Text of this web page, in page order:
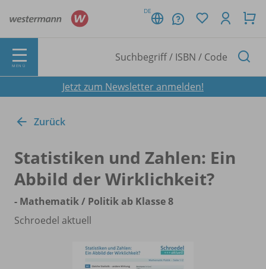
DE
MENÜ
Jetzt zum Newsletter anmelden!
Zurück
Statistiken und Zahlen: Ein
Abbild der Wirklichkeit?
- Mathematik / Politik ab Klasse 8
Schroedel aktuell